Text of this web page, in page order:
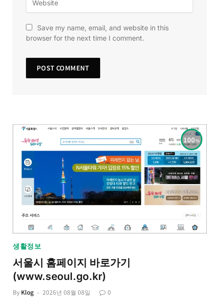
Save my name, email, and website in this
browser for the next time I comment.
100
생활정보
서울시 홈페이지 바로가기
(www.seoul.go.kr)
By Klog 2026년 08월 08일 0